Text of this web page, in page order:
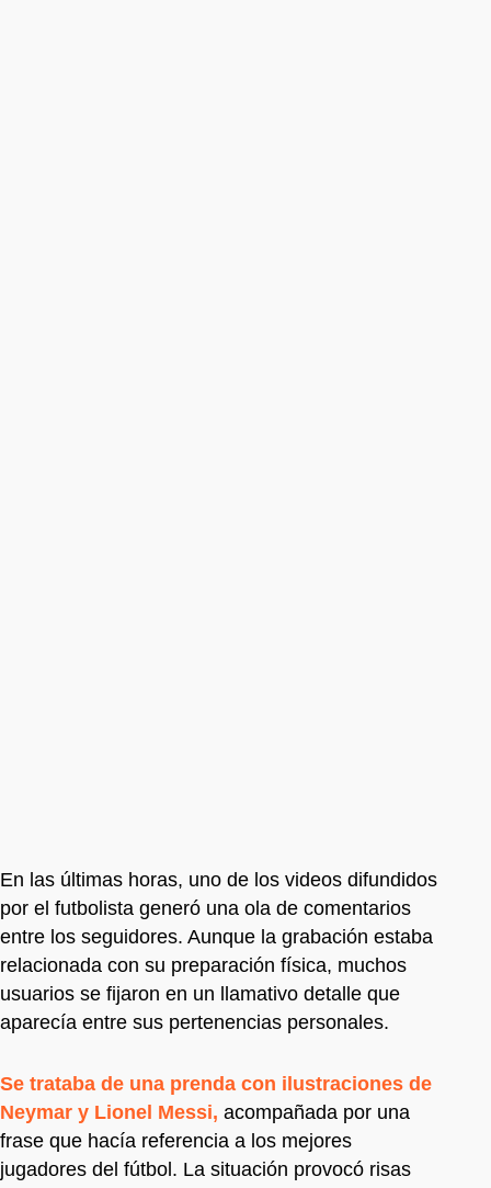
En las últimas horas, uno de los videos difundidos
por el futbolista generó una ola de comentarios
entre los seguidores. Aunque la grabación estaba
relacionada con su preparación física, muchos
usuarios se fijaron en un llamativo detalle que
aparecía entre sus pertenencias personales.
Se trataba de una prenda con ilustraciones de
Neymar y Lionel Messi, acompañada por una
frase que hacía referencia a los mejores
jugadores del fútbol. La situación provocó risas